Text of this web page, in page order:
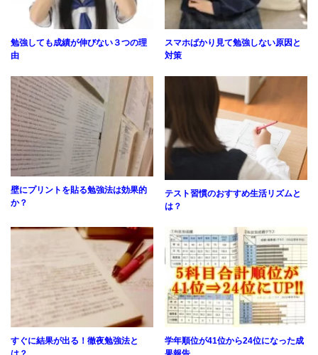
勉強しても成績が伸びない３つの理
由
スマホばかり見て勉強しない原因と
対策
壁にプリントを貼る勉強法は効果的
か？
テスト習慣のおすすめ生活リズムと
は？
すぐに結果が出る！徹夜勉強法と
学年順位が41位から24位になった成